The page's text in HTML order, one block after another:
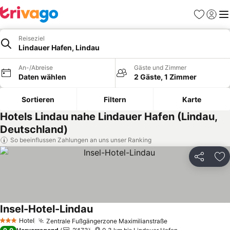
Favoriten
Reiseziel
Lindauer Hafen, Lindau
An-/Abreise
Daten wählen
Gäste und Zimmer
2 Gäste, 1 Zimmer
Sortieren Filtern Karte
Hotels Lindau nahe Lindauer Hafen (Lindau,
Deutschland)
So beeinflussen Zahlungen an uns unser Ranking
Teilen
3 SterneHotel Zentrale Fußgängerzone MaximilianstraßePreise sehen
Insel-Hotel-LindauPreise sehen